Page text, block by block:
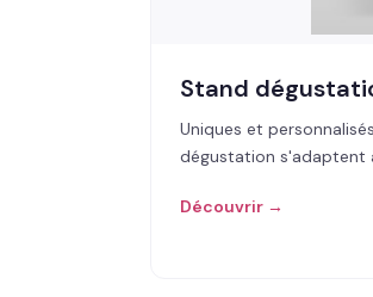
Stand
Uniques et
dégustation s'adaptent
Découvrir →